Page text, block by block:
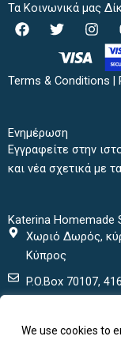
We use cookies to
Τα Κοινωνικά μας
F
a
b
T
w
i
t
I
n
t
a
Terms & Conditions |
Ενημέρωση
Εγγραφείτε στην
και νέα σχετικά με
Katerina Homemade
Χωριό Δωρός,
Κύπρος
P.O.Box 70107,
+ 357 25435152